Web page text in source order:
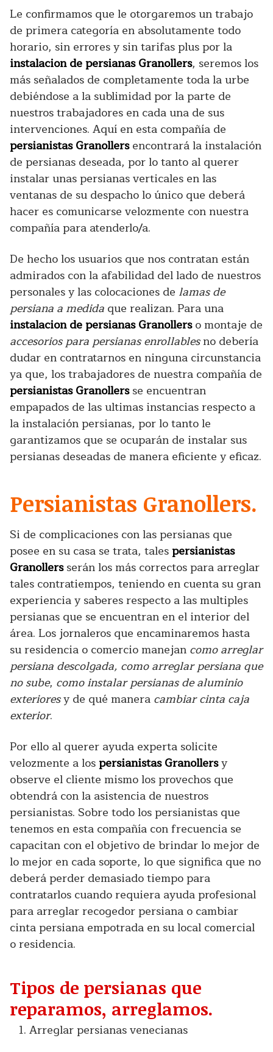
Le confirmamos que le otorgaremos un trabajo
de primera categoría en absolutamente todo
horario, sin errores y sin tarifas plus por la
instalacion de persianas Granollers, seremos los
más señalados de completamente toda la urbe
debiéndose a la sublimidad por la parte de
nuestros trabajadores en cada una de sus
intervenciones. Aquí en esta compañía de
persianistas Granollersencontrará la instalación
de persianas deseada, por lo tanto al querer
instalar unas persianas verticales en las
ventanas de su despacho lo único que deberá
hacer es comunicarse velozmente con nuestra
compañía para atenderlo/a.
De hecho los usuarios que nos contratan están
admirados con la afabilidad del lado de nuestros
personales y las colocaciones de lamas de
persiana a medida que realizan. Para una
instalacion de persianas Granollerso montaje de
accesorios para persianas enrollablesno debería
dudar en contratarnos en ninguna circunstancia
ya que, los trabajadores de nuestra compañía de
persianistas Granollersse encuentran
empapados de las ultimas instancias respecto a
la instalación persianas, por lo tanto le
garantizamos que se ocuparán de instalar sus
persianas deseadas de manera eficiente y eficaz.
Persianistas Granollers.
Si de complicaciones con las persianas que
posee en su casa se trata, talespersianistas
Granollersserán los más correctos para arreglar
tales contratiempos, teniendo en cuenta su gran
experiencia y saberes respecto a las multiples
persianas que se encuentran en el interior del
área. Los jornaleros que encaminaremos hasta
su residencia o comercio manejan como arreglar
persiana descolgada, como arreglar persiana que
no sube, como instalar persianas de aluminio
exterioresy de qué manera cambiar cinta caja
exterior.
Por ello al querer ayuda experta solicite
velozmente a lospersianistas Granollersy
observe el cliente mismo los provechos que
obtendrá con la asistencia de nuestros
persianistas. Sobre todo los persianistas que
tenemos en esta compañía con frecuencia se
capacitan con el objetivo de brindar lo mejor de
lo mejor en cada soporte, lo que significa que no
deberá perder demasiado tiempo para
contratarlos cuando requiera ayuda profesional
para arreglar recogedor persiana o cambiar
cinta persiana empotrada en su local comercial
o residencia.
Tipos de persianas que
reparamos, arreglamos.
Arreglar persianas venecianas